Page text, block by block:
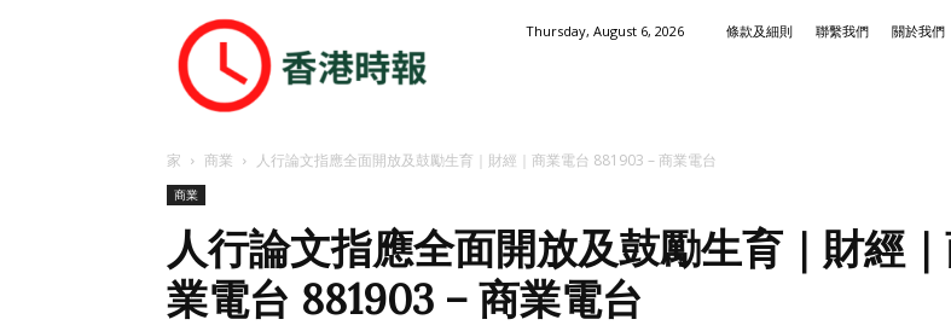
港
時
Thursday, August 6, 2026 條款及細則 聯繫我們 關於我們
家 商業 人行論文指應全面開放及鼓勵生育｜財經｜商業電台 881903 – 商業電台
商業
人行論文指應全面開放及鼓勵生育｜財經
業電台 881903 – 商業電台